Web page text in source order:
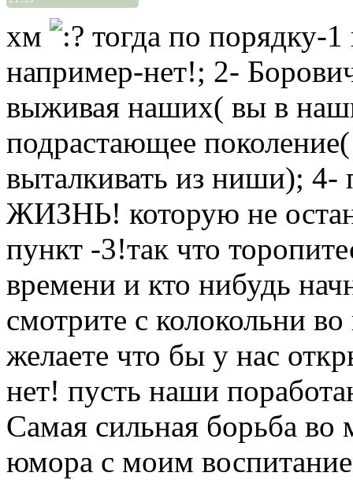
хм
тогда по порядку-
например-нет!; 2-
выживая наших( вы в
подрастающее
выталкивать из ниши); 4-
ЖИЗНЬ! которую не
пункт -3!так что
времени и кто нибудь
смотрите с колокольни
желаете что бы у нас
нет! пусть наши
Самая сильная борьба во
юмора с моим